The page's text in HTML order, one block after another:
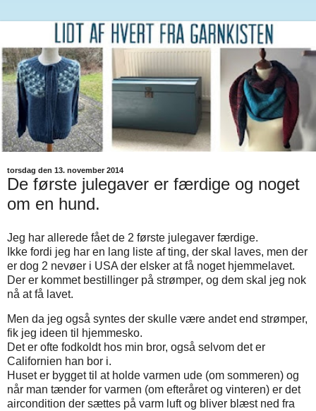
torsdag den 13. november 2014
De første julegaver er færdige og noget
om en hund.
Jeg har allerede fået de 2 første julegaver færdige.
Ikke fordi jeg har en lang liste af ting, der skal laves, men der
er dog 2 nevøer i USA der elsker at få noget hjemmelavet.
Der er kommet bestillinger på strømper, og dem skal jeg nok
nå at få lavet.
Men da jeg også syntes der skulle være andet end strømper,
fik jeg ideen til hjemmesko.
Det er ofte fodkoldt hos min bror, også selvom det er
Californien han bor i.
Huset er bygget til at holde varmen ude (om sommeren) og
når man tænder for varmen (om efteråret og vinteren) er det
aircondition der sættes på varm luft og bliver blæst ned fra